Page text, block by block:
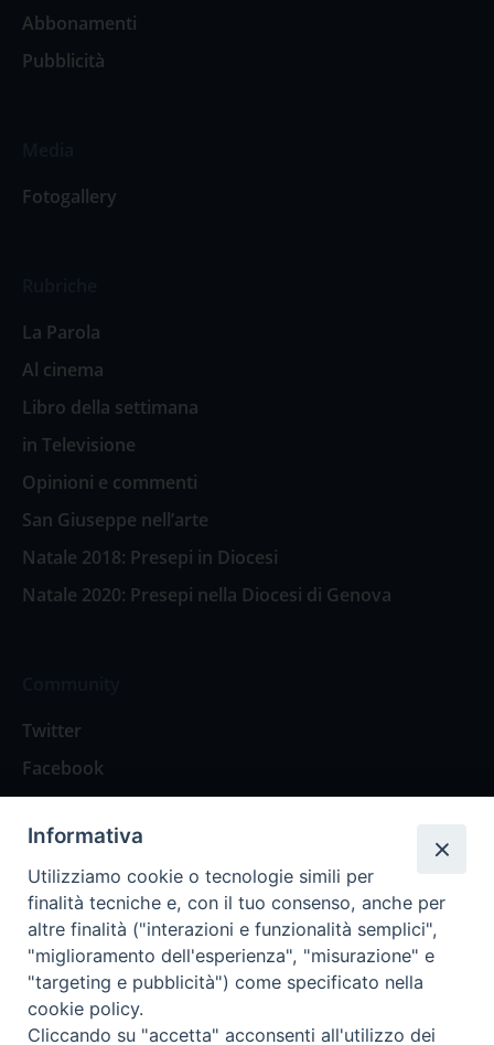
Abbonamenti
Pubblicità
Fotogallery
La Parola
Al cinema
Libro della settimana
in Televisione
Opinioni e commenti
San Giuseppe nell’arte
Natale 2018: Presepi in Diocesi
Natale 2020: Presepi nella Diocesi di Genova
Twitter
Facebook
Spazio Lettori
Eventi
Eventi diocesani
Informativa
Utilizziamo cookie o tecnologie simili per
finalità tecniche e, con il tuo consenso, anche per
altre finalità ("interazioni e funzionalità semplici",
"miglioramento dell'esperienza", "misurazione" e
"targeting e pubblicità") come specificato nella
cookie policy.
Cliccando su "accetta" acconsenti all'utilizzo dei